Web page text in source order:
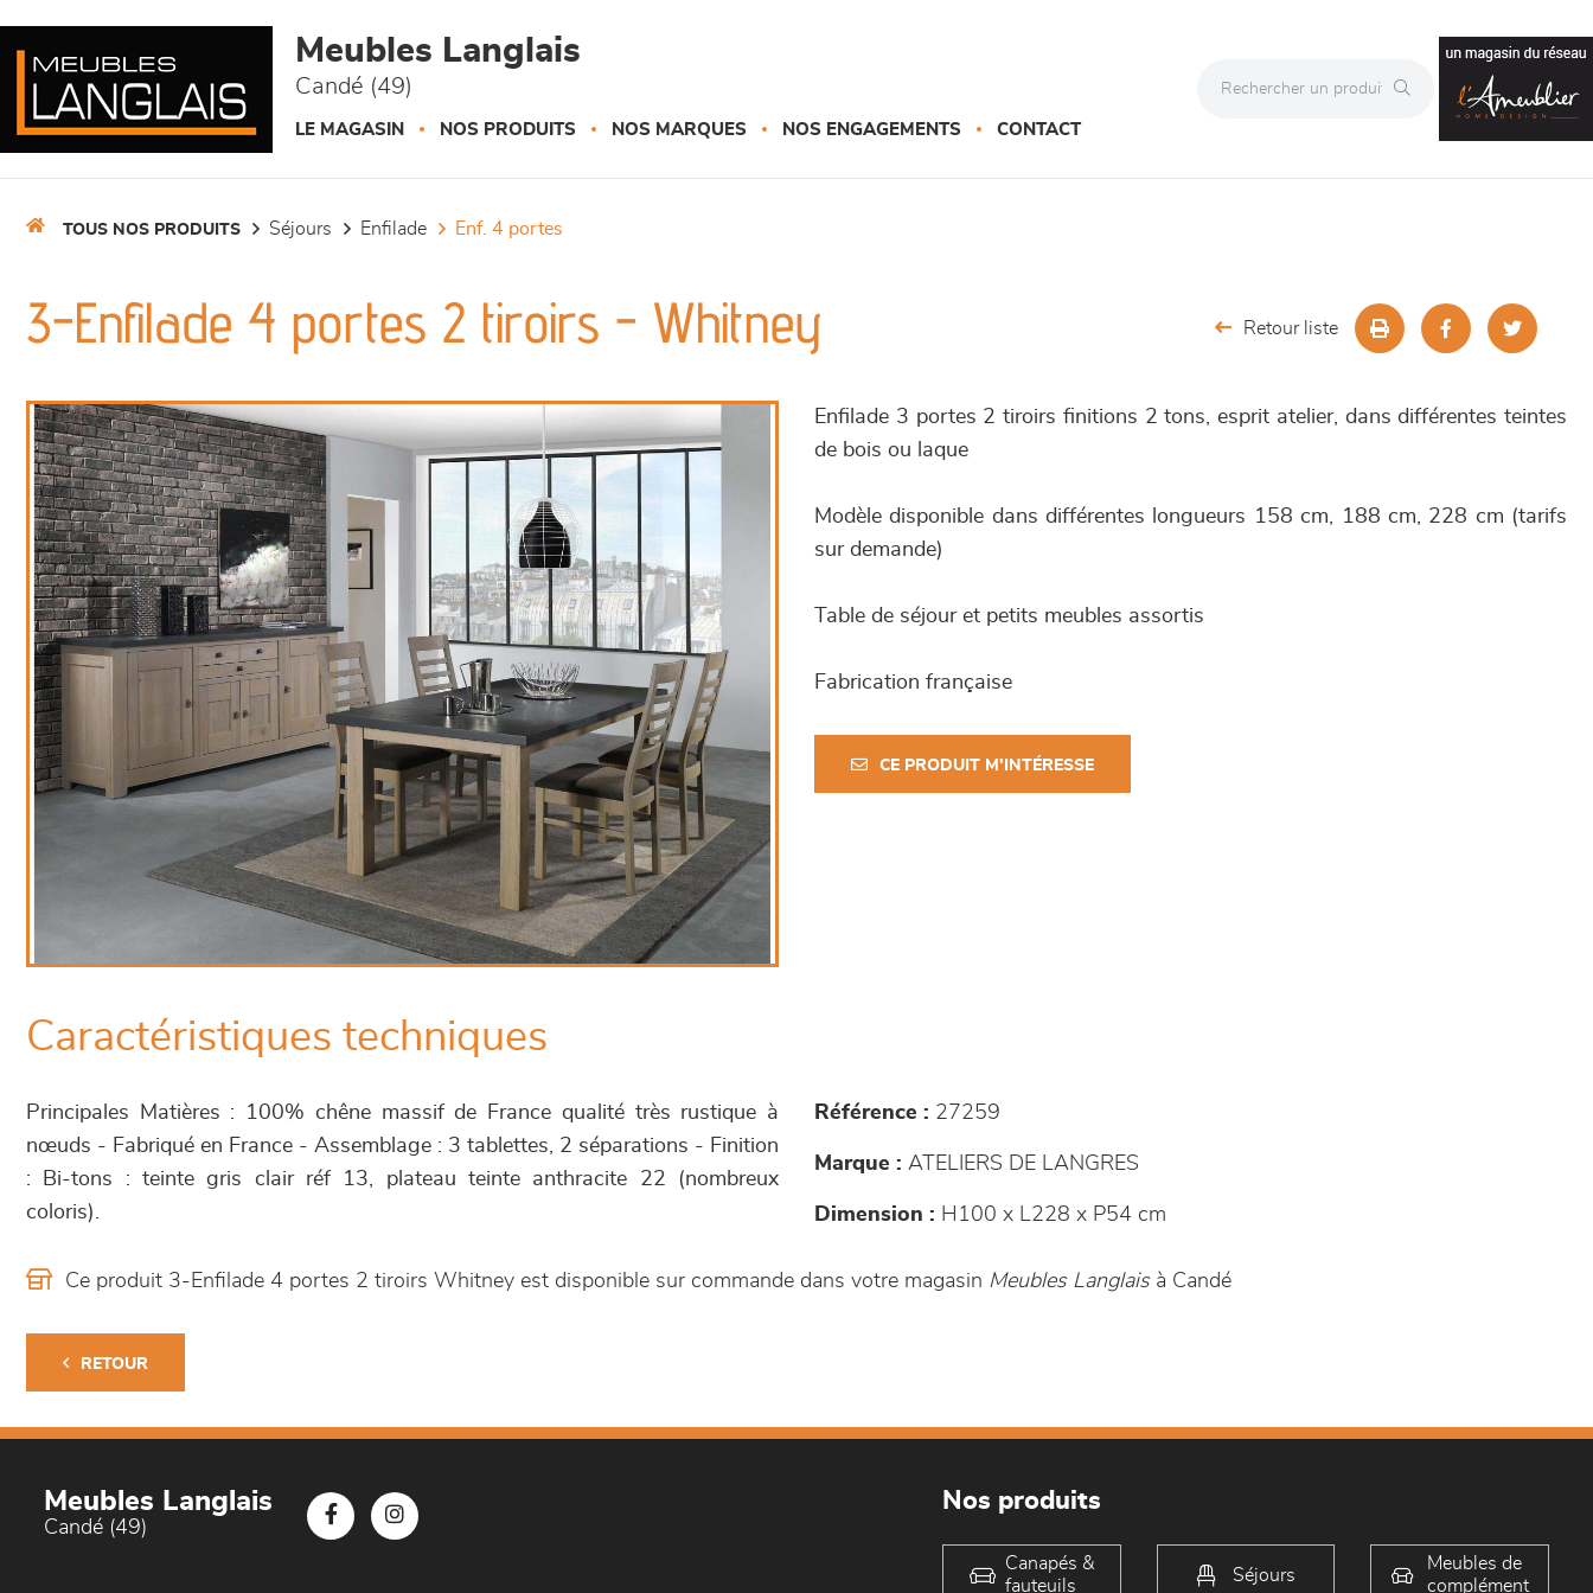
Meubles Langlais
Candé (49)
LE MAGASIN NOS PRODUITS NOS MARQUES NOS ENGAGEMENTS CONTACT
TOUS NOS PRODUITS séjours enfilade enf. 4 portes
3-Enfilade 4 portes 2 tiroirs - Whitney Retour liste
Enfilade 3 portes 2 tiroirs finitions 2 tons, esprit atelier, dans différentes teintes
de bois ou laque
Modèle disponible dans différentes longueurs 158 cm, 188 cm, 228 cm (tarifs
sur demande)
Table de séjour et petits meubles assortis
Fabrication française
CE PRODUIT M'INTÉRESSE
Caractéristiques techniques
Principales Matières : 100% chêne massif de France qualité très rustique à
nœuds - Fabriqué en France - Assemblage : 3 tablettes, 2 séparations - Finition
: Bi-tons : teinte gris clair réf 13, plateau teinte anthracite 22 (nombreux
coloris).
Référence : 27259
Marque : ATELIERS DE LANGRES
Dimension : H100 x L228 x P54 cm
Ce produit 3-Enfilade 4 portes 2 tiroirs Whitney est disponible sur commande dans votre magasin Meubles Langlaisà Candé
RETOUR
Meubles Langlais
Candé (49)
Nos produits
Canapés &
fauteuils
Séjours
Meubles de
complément